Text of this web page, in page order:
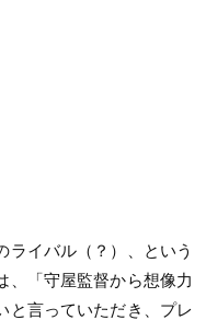
ライバル（？）、という
、「守屋監督から想像力
と言っていただき、プレ